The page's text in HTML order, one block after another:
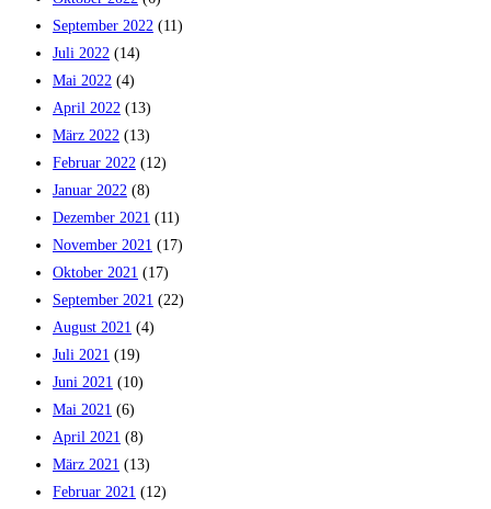
September 2022 (11)
Juli 2022 (14)
Mai 2022 (4)
April 2022 (13)
März 2022 (13)
Februar 2022 (12)
Januar 2022 (8)
Dezember 2021 (11)
November 2021 (17)
Oktober 2021 (17)
September 2021 (22)
August 2021 (4)
Juli 2021 (19)
Juni 2021 (10)
Mai 2021 (6)
April 2021 (8)
März 2021 (13)
Februar 2021 (12)